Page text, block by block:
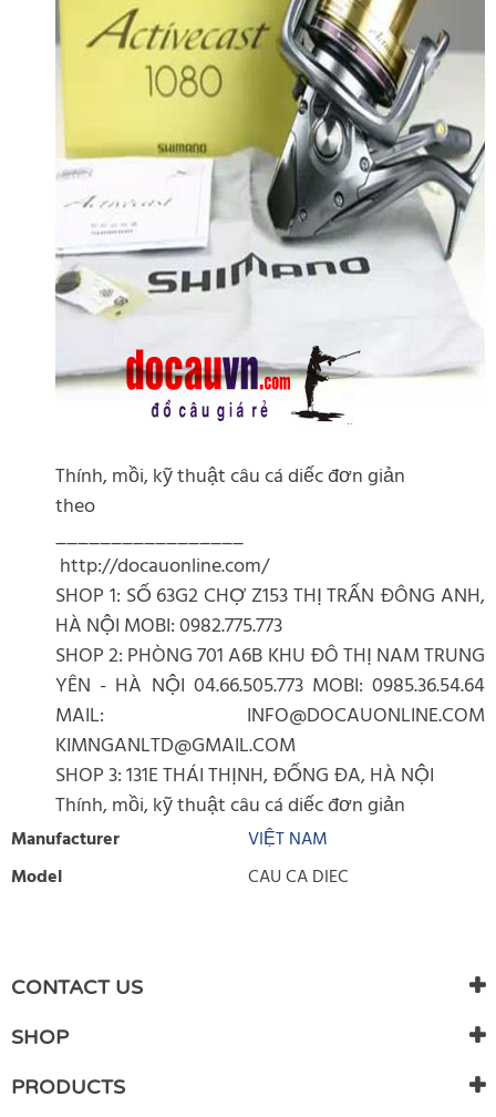
Thính, mồi, kỹ thuật câu cá diếc đơn giản
theo
_________________
http://docauonline.com/
SHOP 1: SỐ 63G2 CHỢ Z153 THỊ TRẤN ĐÔNG ANH,
HÀ NỘI MOBI: 0982.775.773
SHOP 2: PHÒNG 701 A6B KHU ĐÔ THỊ NAM TRUNG
YÊN - HÀ NỘI 04.66.505.773 MOBI: 0985.36.54.64
MAIL: INFO@DOCAUONLINE.COM
KIMNGANLTD@GMAIL.COM
SHOP 3: 131E THÁI THỊNH, ĐỐNG ĐA, HÀ NỘI
Thính, mồi, kỹ thuật câu cá diếc đơn giản
Manufacturer
VIỆT NAM
Model
CAU CA DIEC
There are currently no product reviews. Be the first who write
review
CONTACT US
SHOP
PRODUCTS